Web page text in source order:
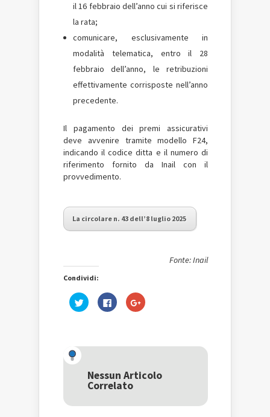
il 16 febbraio dell’anno cui si riferisce
la rata;
comunicare, esclusivamente in
modalità telematica, entro il 28
febbraio dell’anno, le retribuzioni
effettivamente corrisposte nell’anno
precedente.
Il pagamento dei premi assicurativi
deve avvenire tramite modello F24,
indicando il codice ditta e il numero di
riferimento fornito da Inail con il
provvedimento.
La circolare n. 43 dell’8 luglio 2025
Fonte: Inail
Condividi:
Fai
clic
una
nuova
finestra)
Fai
clic
nuova
finestra)
Fai
clic
una
nuova
Nessun Articolo
Correlato